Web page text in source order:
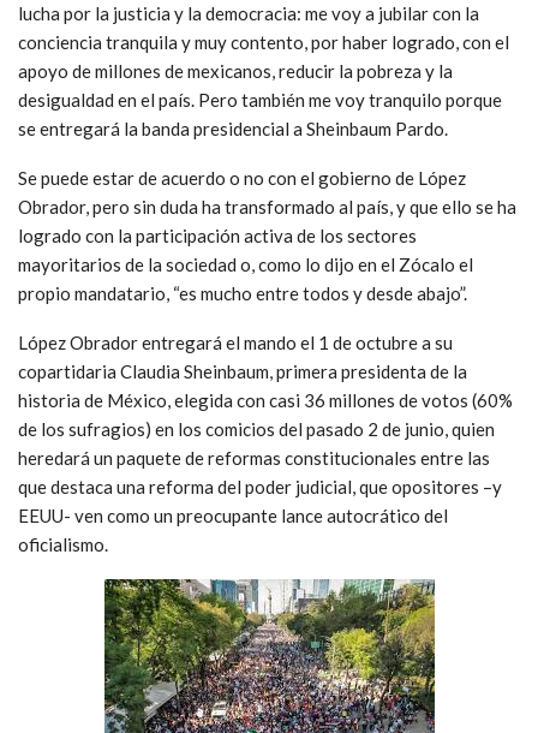
lucha por la justicia y la democracia: me voy a jubilar con la
conciencia tranquila y muy contento, por haber logrado, con el
apoyo de millones de mexicanos, reducir la pobreza y la
desigualdad en el país. Pero también me voy tranquilo porque
se entregará la banda presidencial a Sheinbaum Pardo.
Se puede estar de acuerdo o no con el gobierno de López
Obrador, pero sin duda ha transformado al país, y que ello se ha
logrado con la participación activa de los sectores
mayoritarios de la sociedad o, como lo dijo en el Zócalo el
propio mandatario, “es mucho entre todos y desde abajo”.
López Obrador entregará el mando el 1 de octubre a su
copartidaria Claudia Sheinbaum, primera presidenta de la
historia de México, elegida con casi 36 millones de votos (60%
de los sufragios) en los comicios del pasado 2 de junio, quien
heredará un paquete de reformas constitucionales entre las
que destaca una reforma del poder judicial, que opositores –y
EEUU- ven como un preocupante lance autocrático del
oficialismo.